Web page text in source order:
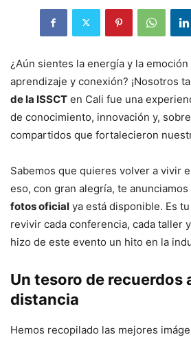
¿Aún sientes la energía y la
aprendizaje y conexión? ¡Nosotros
de la ISSCT en Cali fue una
de conocimiento, innovación y,
compartidos que fortalecieron
Sabemos que quieres volver a vivir
eso, con gran alegría, te anunciamos
fotos oficial ya está disponible. Es
revivir cada conferencia, cada taller
hizo de este evento un hito en la
Un tesoro de recuerdos
distancia
Hemos recopilado las mejores